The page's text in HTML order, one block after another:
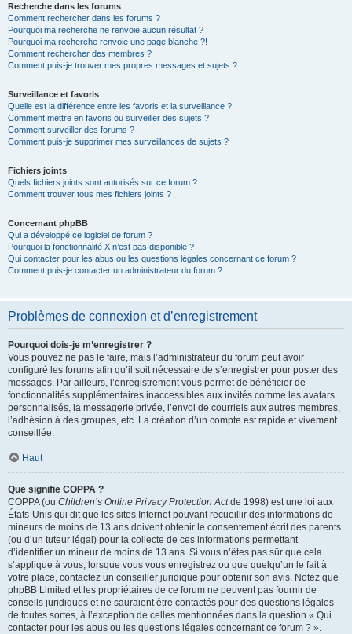
Recherche dans les forums
Comment rechercher dans les forums ?
Pourquoi ma recherche ne renvoie aucun résultat ?
Pourquoi ma recherche renvoie une page blanche ?!
Comment rechercher des membres ?
Comment puis-je trouver mes propres messages et sujets ?
Surveillance et favoris
Quelle est la différence entre les favoris et la surveillance ?
Comment mettre en favoris ou surveiller des sujets ?
Comment surveiller des forums ?
Comment puis-je supprimer mes surveillances de sujets ?
Fichiers joints
Quels fichiers joints sont autorisés sur ce forum ?
Comment trouver tous mes fichiers joints ?
Concernant phpBB
Qui a développé ce logiciel de forum ?
Pourquoi la fonctionnalité X n’est pas disponible ?
Qui contacter pour les abus ou les questions légales concernant ce forum ?
Comment puis-je contacter un administrateur du forum ?
Problèmes de connexion et d’enregistrement
Pourquoi dois-je m’enregistrer ?
Vous pouvez ne pas le faire, mais l’administrateur du forum peut avoir
configuré les forums afin qu’il soit nécessaire de s’enregistrer pour poster des
messages. Par ailleurs, l’enregistrement vous permet de bénéficier de
fonctionnalités supplémentaires inaccessibles aux invités comme les avatars
personnalisés, la messagerie privée, l’envoi de courriels aux autres membres,
l’adhésion à des groupes, etc. La création d’un compte est rapide et vivement
conseillée.
Haut
Que signifie COPPA ?
COPPA (ou Children’s Online Privacy Protection Actde 1998) est une loi aux
États-Unis qui dit que les sites Internet pouvant recueillir des informations de
mineurs de moins de 13 ans doivent obtenir le consentement écrit des parents
(ou d’un tuteur légal) pour la collecte de ces informations permettant
d’identifier un mineur de moins de 13 ans. Si vous n’êtes pas sûr que cela
s’applique à vous, lorsque vous vous enregistrez ou que quelqu’un le fait à
votre place, contactez un conseiller juridique pour obtenir son avis. Notez que
phpBB Limited et les propriétaires de ce forum ne peuvent pas fournir de
conseils juridiques et ne sauraient être contactés pour des questions légales
de toutes sortes, à l’exception de celles mentionnées dans la question « Qui
contacter pour les abus ou les questions légales concernant ce forum ? ».